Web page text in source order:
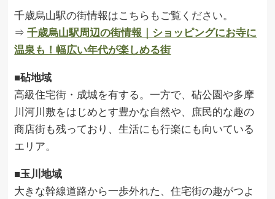
千歳烏山駅の街情報はこちらもご覧ください。
⇒千歳烏山駅周辺の街情報｜ショッピングにお寺に
温泉も！幅広い年代が楽しめる街
■砧地域
高級住宅街・成城を有する。一方で、砧公園や多摩
川河川敷をはじめとす豊かな自然や、庶民的な趣の
商店街も残っており、生活にも行楽にも向いている
エリア。
■玉川地域
大きな幹線道路から一歩外れた、住宅街の趣がつよ